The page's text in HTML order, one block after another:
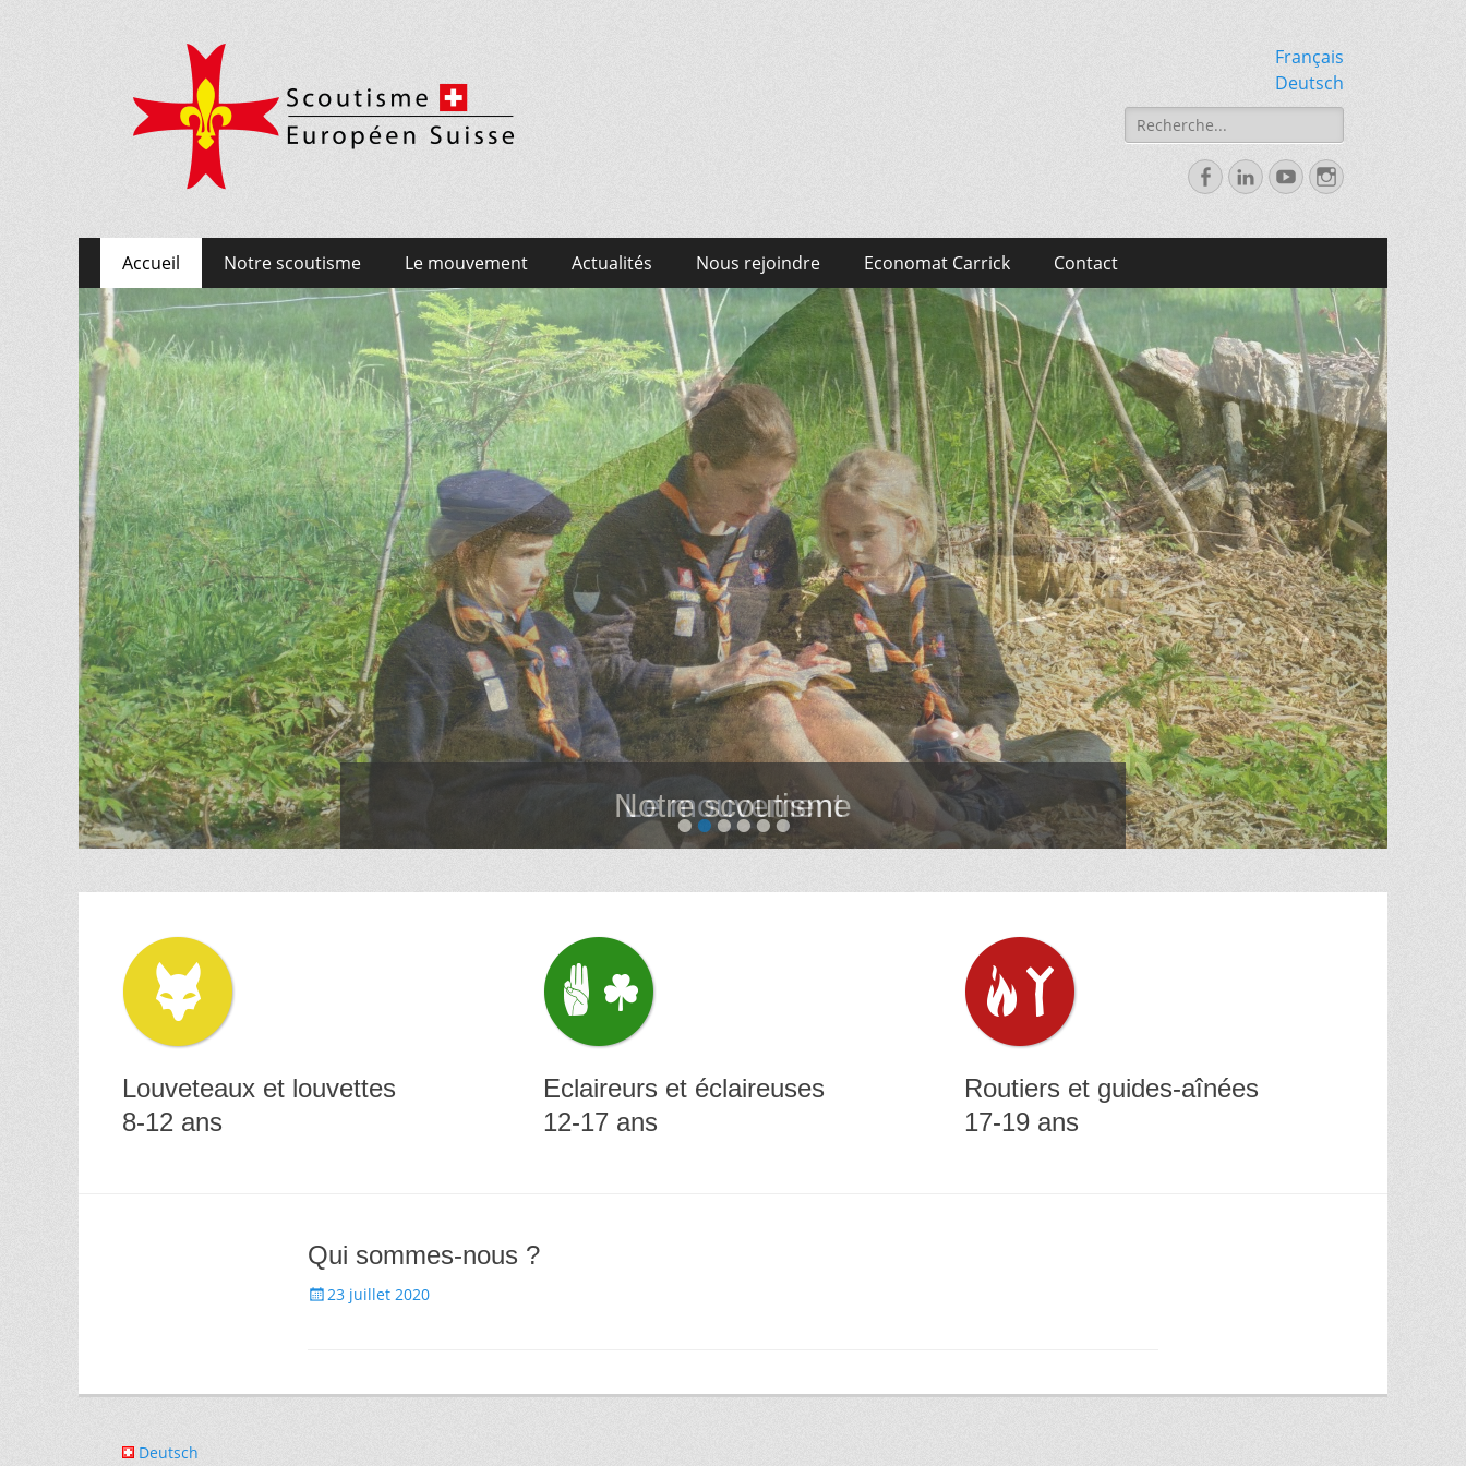
Scoutisme Européen Suisse
Français
Deutsch
Rechercher :
FacebookLinkedInYouTubeInstagram
Menu principal
contenu
Accueil Notre scoutisme Le mouvement Actualités Nous rejoindre Economat Carrick Contact
••••••
Notre scoutisme
Louveteaux et louvettes
8-12 ans
Eclaireurs et éclaireuses
12-17 ans
Routiers et guides-aînées
17-19 ans
Qui sommes-nous ?
Posted
23 juillet 2020
Deutsch